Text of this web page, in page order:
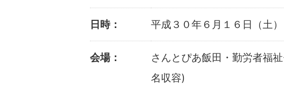
日時： 平成３０年６月１６日（土
会場：
さんとぴあ飯田・勤労者福
名収容)